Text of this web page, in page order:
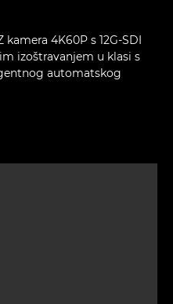
4K60P s 12G-SDI
izoštravanjem u klasi s
automatskog